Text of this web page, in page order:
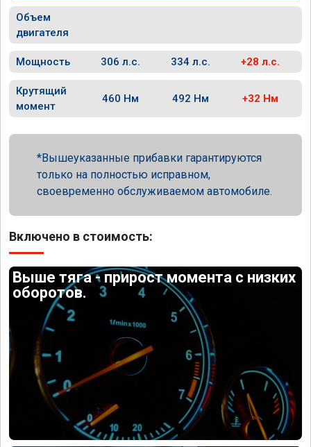
Объем
двигателя
Мощность 306 л.с. 334 л.с. +28 л.с.
Крутящий
момент
460 Нм 492 Нм +32 Нм
Вышеуказанные прибавки гарантируются
только на полностью исправном,
своевременно обслуживаемом автомобиле.
Включено в стоимость:
Выше тяга - прирост момента с низких
оборотов.